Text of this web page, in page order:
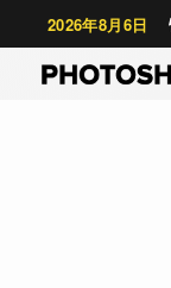
2026年8月6日